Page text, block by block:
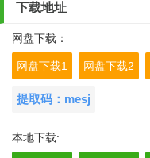
下载地址
网盘下载：
网盘下载1 网盘下载2
提取码：mesj
本地下载: